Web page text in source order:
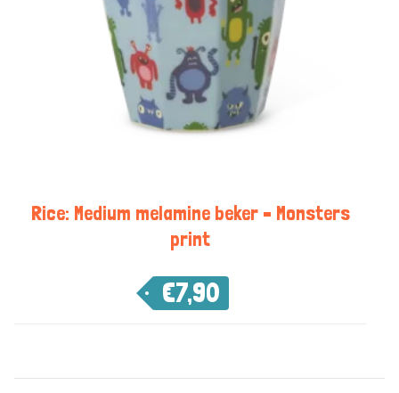
Rice: Medium melamine beker – Monsters
print
€7,90